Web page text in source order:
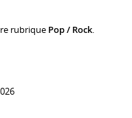
rubrique Pop / Rock